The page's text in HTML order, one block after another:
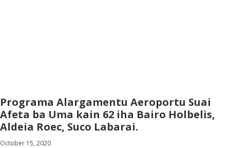
Programa Alargamentu Aeroportu Suai
Afeta ba Uma kain 62 iha Bairo Holbelis,
Aldeia Roec, Suco Labarai.
October 15, 2020